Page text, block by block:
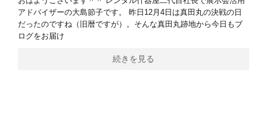
アドバイザーの大島節子です。 昨日12月4日は真田丸の決戦の日
だったのですね（旧暦ですが）。そんな真田丸跡地から今日もブ
ログをお届け
続きを見る